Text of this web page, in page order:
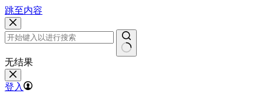
跳至内容
无结果
登入